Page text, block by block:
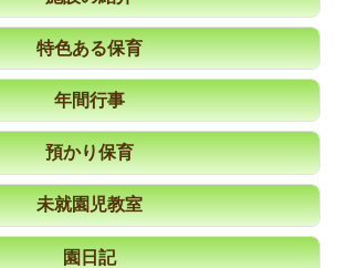
特色ある保育
年間行事
預かり保育
未就園児教室
園日記